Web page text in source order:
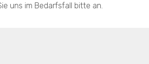
uns im Bedarfsfall bitte an.